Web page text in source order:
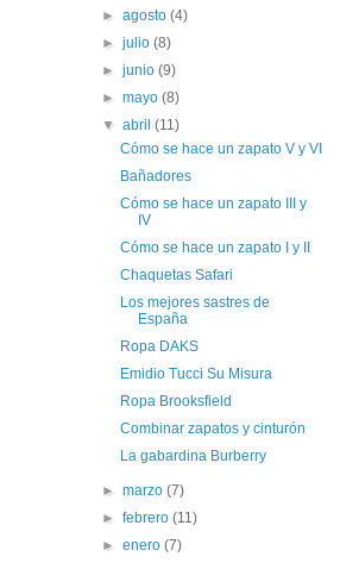
►agosto(4)
►julio(8)
►junio(9)
►mayo(8)
▼abril(11)
Cómo se hace un zapato V y VI
Bañadores
Cómo se hace un zapato III y
IV
Cómo se hace un zapato I y II
Chaquetas Safari
Los mejores sastres de
España
Ropa DAKS
Emidio Tucci Su Misura
Ropa Brooksfield
Combinar zapatos y cinturón
La gabardina Burberry
►marzo(7)
►febrero(11)
►enero(7)